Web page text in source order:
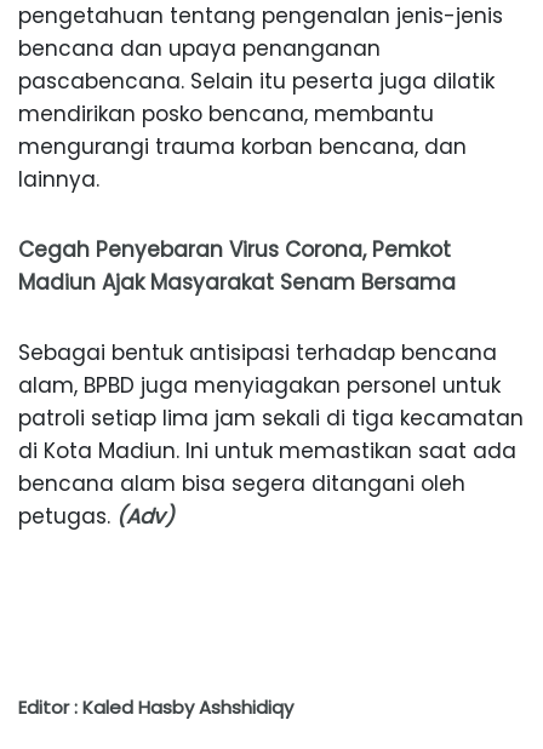
pengetahuan tentang pengenalan jenis-jenis
bencana dan upaya penanganan
pascabencana. Selain itu peserta juga dilatik
mendirikan posko bencana, membantu
mengurangi trauma korban bencana, dan
lainnya.
Cegah Penyebaran Virus Corona, Pemkot
Madiun Ajak Masyarakat Senam Bersama
Sebagai bentuk antisipasi terhadap bencana
alam, BPBD juga menyiagakan personel untuk
patroli setiap lima jam sekali di tiga kecamatan
di Kota Madiun. Ini untuk memastikan saat ada
bencana alam bisa segera ditangani oleh
petugas. (Adv)
Editor : Kaled Hasby Ashshidiqy